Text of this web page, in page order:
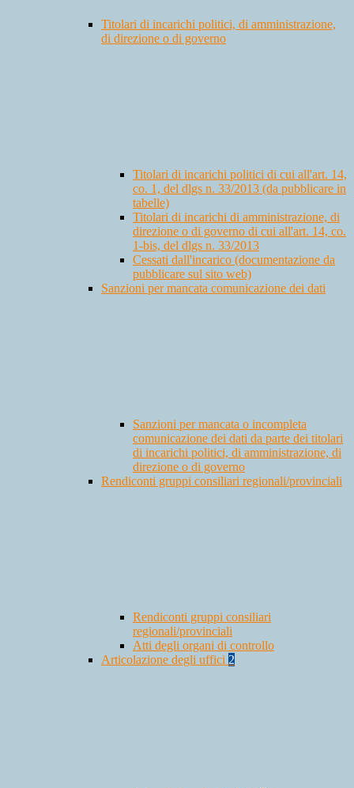
Titolari di incarichi politici, di amministrazione,
di direzione o di governo
Titolari di incarichi politici di cui all'art. 14,
co. 1, del dlgs n. 33/2013 (da pubblicare in
tabelle)
Titolari di incarichi di amministrazione, di
direzione o di governo di cui all'art. 14, co.
1-bis, del dlgs n. 33/2013
Cessati dall'incarico (documentazione da
pubblicare sul sito web)
Sanzioni per mancata comunicazione dei dati
Sanzioni per mancata o incompleta
comunicazione dei dati da parte dei titolari
di incarichi politici, di amministrazione, di
direzione o di governo
Rendiconti gruppi consiliari regionali/provinciali
Rendiconti gruppi consiliari
regionali/provinciali
Atti degli organi di controllo
Articolazione degli uffici 2